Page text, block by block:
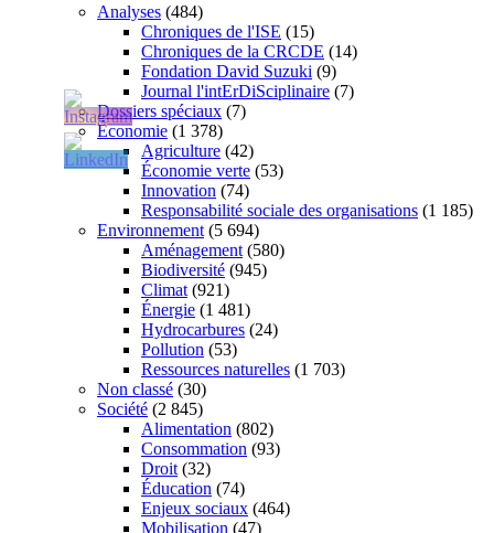
Analyses (484)
Chroniques de l'ISE (15)
Chroniques de la CRCDE (14)
Fondation David Suzuki (9)
Journal l'intErDiSciplinaire (7)
Dossiers spéciaux (7)
Économie (1 378)
Agriculture (42)
Économie verte (53)
Innovation (74)
Responsabilité sociale des organisations (1 185)
Environnement (5 694)
Aménagement (580)
Biodiversité (945)
Climat (921)
Énergie (1 481)
Hydrocarbures (24)
Pollution (53)
Ressources naturelles (1 703)
Non classé (30)
Société (2 845)
Alimentation (802)
Consommation (93)
Droit (32)
Éducation (74)
Enjeux sociaux (464)
Mobilisation (47)